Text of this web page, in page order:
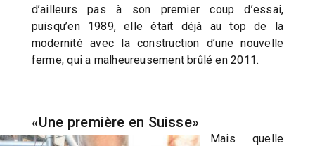
d’ailleurs pas à son premier coup d’essai,
puisqu’en 1989, elle était déjà au top de la
modernité avec la construction d’une nouvelle
ferme, qui a malheureusement brûlé en 2011.
«Une première en Suisse»
Mais quelle